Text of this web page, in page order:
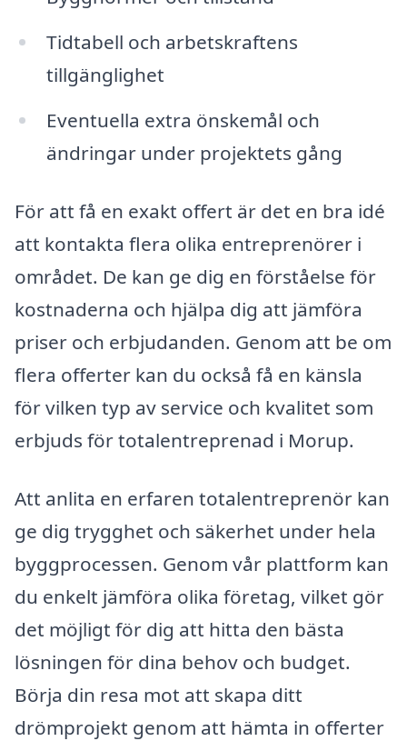
Tidtabell och arbetskraftens
tillgänglighet
Eventuella extra önskemål och
ändringar under projektets gång
För att få en exakt offert är det en bra idé
att kontakta flera olika entreprenörer i
området. De kan ge dig en förståelse för
kostnaderna och hjälpa dig att jämföra
priser och erbjudanden. Genom att be om
flera offerter kan du också få en känsla
för vilken typ av service och kvalitet som
erbjuds för totalentreprenad i Morup.
Att anlita en erfaren totalentreprenör kan
ge dig trygghet och säkerhet under hela
byggprocessen. Genom vår plattform kan
du enkelt jämföra olika företag, vilket gör
det möjligt för dig att hitta den bästa
lösningen för dina behov och budget.
Börja din resa mot att skapa ditt
drömprojekt genom att hämta in offerter